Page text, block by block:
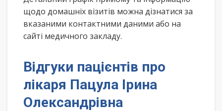
щодо домашніх візитів можна дізнатися за
вказаними контактними даними або на
сайті медичного закладу.
Відгуки пацієнтів про
лікаря Пацула Ірина
Олександрівна